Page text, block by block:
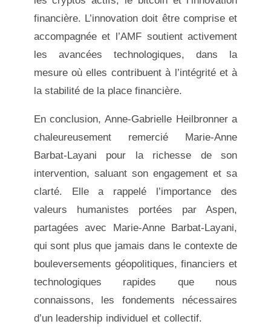
financière. L’innovation doit être comprise et
accompagnée et l’AMF soutient activement
les avancées technologiques, dans la
mesure où elles contribuent à l’intégrité et à
la stabilité de la place financière.
En conclusion, Anne-Gabrielle Heilbronner a
chaleureusement remercié Marie-Anne
Barbat-Layani pour la richesse de son
intervention, saluant son engagement et sa
clarté. Elle a rappelé l’importance des
valeurs humanistes portées par Aspen,
partagées avec Marie-Anne Barbat-Layani,
qui sont plus que jamais dans le contexte de
bouleversements géopolitiques, financiers et
technologiques rapides que nous
connaissons, les fondements nécessaires
d’un leadership individuel et collectif.